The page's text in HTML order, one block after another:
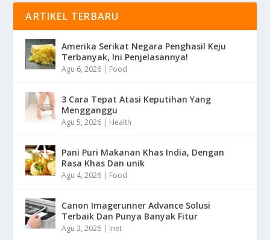
ARTIKEL TERBARU
Amerika Serikat Negara Penghasil Keju
Terbanyak, Ini Penjelasannya!
Agu 6, 2026 | Food
3 Cara Tepat Atasi Keputihan Yang
Mengganggu
Agu 5, 2026 | Health
Pani Puri Makanan Khas India, Dengan
Rasa Khas Dan unik
Agu 4, 2026 | Food
Canon Imagerunner Advance Solusi
Terbaik Dan Punya Banyak Fitur
Agu 3, 2026 | Inet